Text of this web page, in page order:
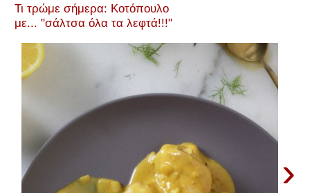
Τι τρώμε σήμερα: Κοτόπουλο
με... "σάλτσα όλα τα λεφτά!!!"
›